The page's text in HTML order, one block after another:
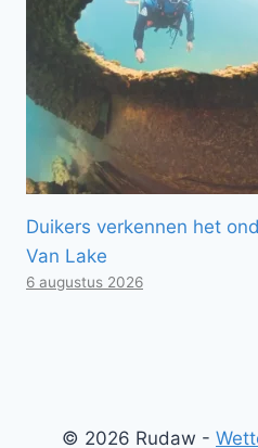
Duikers verkennen het
Van Lake
6 augustus 2026
© 2026 Rudaw -